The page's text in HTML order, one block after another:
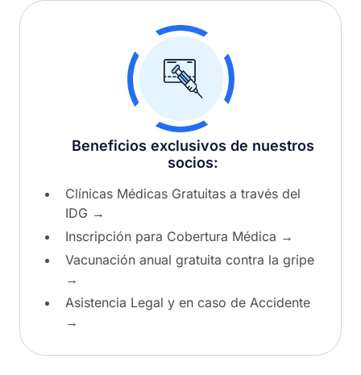
Beneficios exclusivos de nuestros
socios:
Clínicas Médicas Gratuitas a través del
IDG →
Inscripción para Cobertura Médica →
Vacunación anual gratuita contra la gripe
→
Asistencia Legal y en caso de Accidente
→